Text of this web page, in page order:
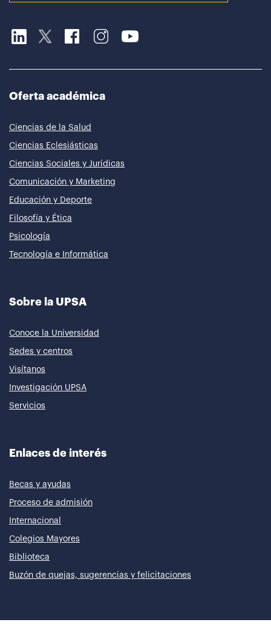
Oferta académica
Ciencias de la Salud
Ciencias Eclesiásticas
Ciencias Sociales y Jurídicas
Comunicación y Marketing
Educación y Deporte
Filosofía y Ética
Psicología
Tecnología e Informática
Sobre la UPSA
Conoce la Universidad
Sedes y centros
Visítanos
Investigación UPSA
Servicios
Enlaces de interés
Becas y ayudas
Proceso de admisión
Internacional
Colegios Mayores
Biblioteca
Buzón de quejas, sugerencias y felicitaciones